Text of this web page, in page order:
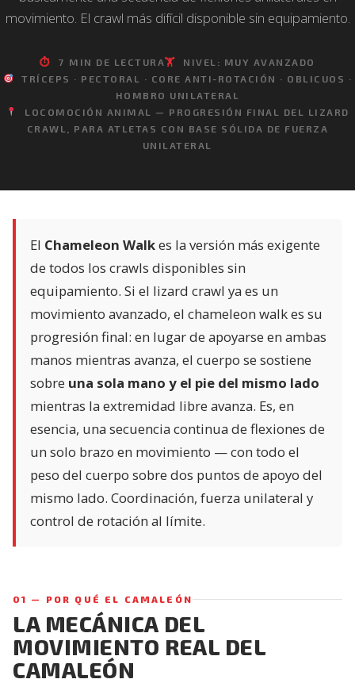
movimiento. El crawl más difícil disponible sin equipamiento.
⏱ 7 MIN DE LECTURA🏋️
NIVEL: MUY AVANZADO
TRÍCEPS · PECTORAL · CORE ANTI-ROTACIÓN · OBLICUOS ·
HOMBRO UNILATERAL
LOCOMOCIÓN ANIMAL — PROGRESIÓN FINAL DEL LIZARD
CRAWL, PARA ATLETAS CON BASE SÓLIDA DE FUERZA
UNILATERAL
El Chameleon Walkes la versión más exigente
de todos los crawls disponibles sin
equipamiento. Si el lizard crawl ya es un
movimiento avanzado, el chameleon walk es su
progresión final: en lugar de apoyarse en ambas
manos mientras avanza, el cuerpo se sostiene
sobre una sola mano y el pie del mismo lado
mientras la extremidad libre avanza. Es, en
esencia, una secuencia continua de flexiones de
un solo brazo en movimiento — con todo el
peso del cuerpo sobre dos puntos de apoyo del
mismo lado. Coordinación, fuerza unilateral y
control de rotación al límite.
01 — POR QUÉ EL CAMALEÓN
LA MECÁNICA DEL
MOVIMIENTO REAL DEL
CAMALEÓN